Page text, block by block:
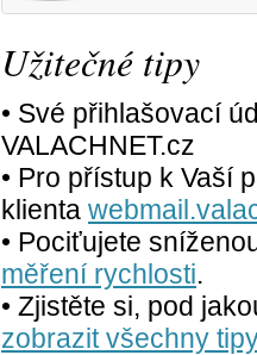
Užitečné tipy
• Své přihlašovací
VALACHNET.cz
• Pro přístup k Vaší
klienta
• Pociťujete
měření rychlosti.
• Zjistěte si, pod
zobrazit všechny